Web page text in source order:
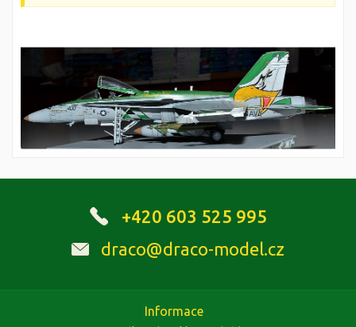
+420 603 525 995
draco@draco-model.cz
Informace